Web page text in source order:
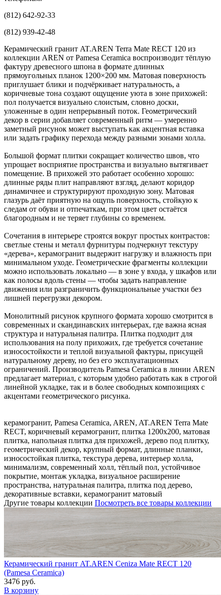
(812) 642-92-33
(812) 939-42-48
Керамический гранит AT.AREN Terra Mate RECT 120 из
коллекции AREN от Pamesa Ceramica воспроизводит тёплую
фактуру древесного шпона в формате длинных
прямоугольных планок 1200×200 мм. Матовая поверхность
приглушает блики и подчёркивает натуральность, а
коричневые тона создают ощущение уюта в зоне прихожей:
пол получается визуально слоистым, словно доски,
уложенные в один непрерывный поток. Геометрический
декор в серии добавляет современный ритм — умеренно
заметный рисунок может выступать как акцентная вставка
или задать графику перехода между разными зонами холла.
Большой формат плитки сокращает количество швов, что
упрощает восприятие пространства и визуально вытягивает
помещение. В прихожей это работает особенно хорошо:
длинные ряды плит направляют взгляд, делают коридор
динамичнее и структурируют проходную зону. Матовая
глазурь даёт приятную на ощупь поверхность, стойкую к
следам от обуви и отпечаткам, при этом цвет остаётся
благородным и не теряет глубины со временем.
Сочетания в интерьере строятся вокруг простых контрастов:
светлые стены и металл фурнитуры подчеркнут текстуру
«дерева», керамогранит выдержит нагрузку и влажность при
минимальном уходе. Геометрические фрагменты коллекции
можно использовать локально — в зоне у входа, у шкафов или
как полосы вдоль стены — чтобы задать направление
движения или разграничить функциональные участки без
лишней перегрузки декором.
Монолитный рисунок крупного формата хорошо смотрится в
современных и скандинавских интерьерах, где важна ясная
структура и натуральная палитра. Плитка подходит для
использования на полу прихожих, где требуется сочетание
износостойкости и теплой визуальной фактуры, присущей
натуральному дереву, но без его эксплуатационных
ограничений. Производитель Pamesa Ceramica в линии AREN
предлагает материал, с которым удобно работать как в строгой
линейной укладке, так и в более свободных композициях с
акцентами геометрического рисунка.
керамогранит, Pamesa Ceramica, AREN, AT.AREN Terra Mate
RECT, коричневый керамогранит, плитка 1200x200, матовая
плитка, напольная плитка для прихожей, дерево под плитку,
геометрический декор, крупный формат, длинные планки,
износостойкая плитка, текстура дерева, интерьер холла,
минимализм, современный холл, тёплый пол, устойчивое
покрытие, монтаж укладка, визуальное расширение
пространства, натуральная палитра, плитка под дерево,
декоративные вставки, керамогранит матовый
Другие товары коллекции Посмотреть все товары коллекции
Керамический гранит AT.AREN Ceniza Mate RECT 120
(Pamesa Ceramica)
3476 руб.
В корзину